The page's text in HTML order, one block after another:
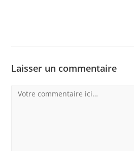
Laisser un commentaire
Comment